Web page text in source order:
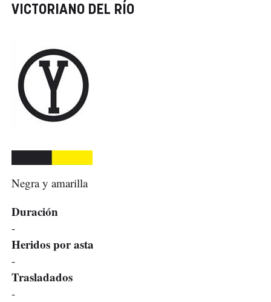
VICTORIANO DEL RÍO
Negra y amarilla
Duración
-
Heridos por asta
-
Trasladados
-